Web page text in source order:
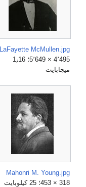
LaFayette McMullen.jpg
4٬495 × 5٬649؛ 1٫16
ميجابايت
Mahonri M. Young.jpg
318 × 453؛ 25 كيلوبايت